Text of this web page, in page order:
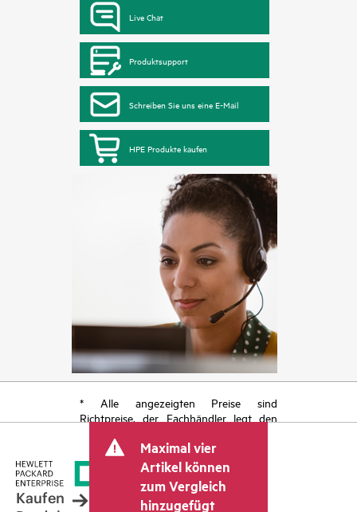
Live Chat
Produktsupport
Schreiben Sie uns eine E-Mail
HPE Produkte kaufen
* Alle angezeigten Preise sind
Richtpreise, der Fachhändler legt den
kann weitere Gebühren wie
Mehrwertsteuer und Versandkosten
berücksichtigen. Der vom Fachhändler
festgelegte Transaktionspreis kann von
dem anderer Fachhändler und dem
Maximal vier
Artikel können
zum Vergleich
hinzugefügt
Kaufen